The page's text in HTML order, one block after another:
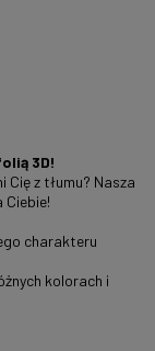
3D!
z tłumu? Nasza
Ciebie!
charakteru
kolorach i